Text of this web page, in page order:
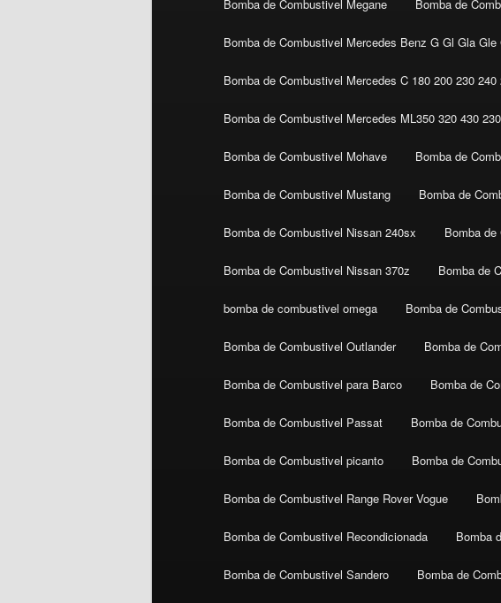
Bomba de Combustivel Megane Bomba de
Bomba de Combustivel Mercedes Benz G Gl Gla Gle
Bomba de Combustivel Mercedes C 180 200 230
Bomba de Combustivel Mercedes ML350 320 430
Bomba de Combustivel Mohave Bomba de
Bomba de Combustivel Mustang Bomba de
Bomba de Combustivel Nissan 240sx Bomba
Bomba de Combustivel Nissan 370z Bomba de
bomba de combustivel omega Bomba de
Bomba de Combustivel Outlander Bomba de
Bomba de Combustivel para Barco Bomba de
Bomba de Combustivel Passat Bomba de
Bomba de Combustivel picanto Bomba de
Bomba de Combustivel Range Rover Vogue
Bomba de Combustivel Recondicionada Bomba
Bomba de Combustivel Sandero Bomba de